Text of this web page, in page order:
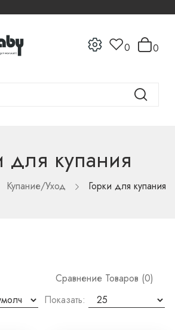
0 0
для купания
Купание/Уход Горки для купания
Сравнение Товаров (0)
Показать: